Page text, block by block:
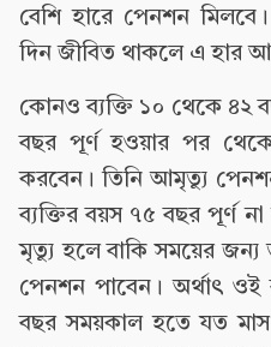
বেশি হারে পেনশন
দিন জীবিত থাকলে এ হার
কোনও ব্যক্তি ১০ থেকে ৪২
বছর পূর্ণ হওয়ার পর
করবেন। তিনি আমৃত্যু
ব্যক্তির বয়স ৭৫ বছর পূর্ণ
মৃত্যু হলে বাকি সময়ের জন্য
পেনশন পাবেন। অর্থাৎ
বছর সময়কাল হতে যত